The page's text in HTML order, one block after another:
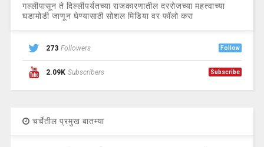
गल्लीपासून ते दिल्लीपर्यंतच्या राजकारणातील दररोजच्या महत्वाच्या
घडामोडी जाणून घेण्यासाठी सोशल मिडिया वर फॉलो करा
273 Followers Follow
2.09K Subscribers Subscribe
चर्चेतील प्रमुख बातम्या